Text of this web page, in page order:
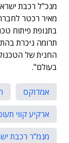
מנכ"ל רכבת
מאיר רכטר
בתנופת פיתוח
תרומה ניכרת
החנית של
בעולם".
אמדוקס
ארקיע קווי
מנמ"ר רכבת